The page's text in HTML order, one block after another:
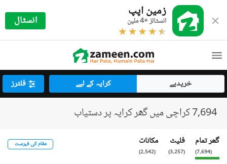
زمین اپپ
انسٹالز +4 ملین انسٹال
خریدیے کرایہ کے لیے فلٹرز
7,694 کراچی میں گھر کرایہ پر دستیاب
گھر تمام
(
7,694
)
فلیٹ
(
3,257
)
مکانات
(
2,542
)
مقام کی فہرست